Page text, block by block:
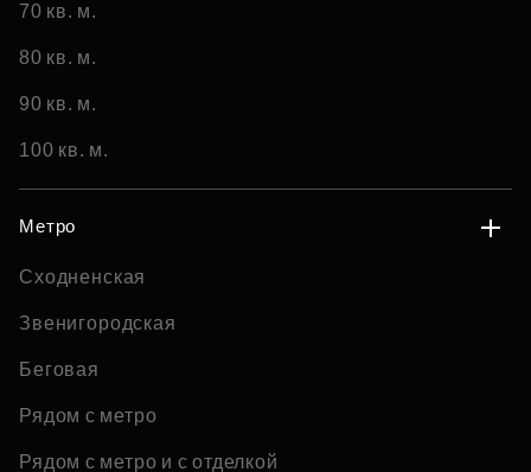
70 кв. м.
80 кв. м.
90 кв. м.
100 кв. м.
Метро
Сходненская
Звенигородская
Беговая
Рядом с метро
Рядом с метро и с отделкой